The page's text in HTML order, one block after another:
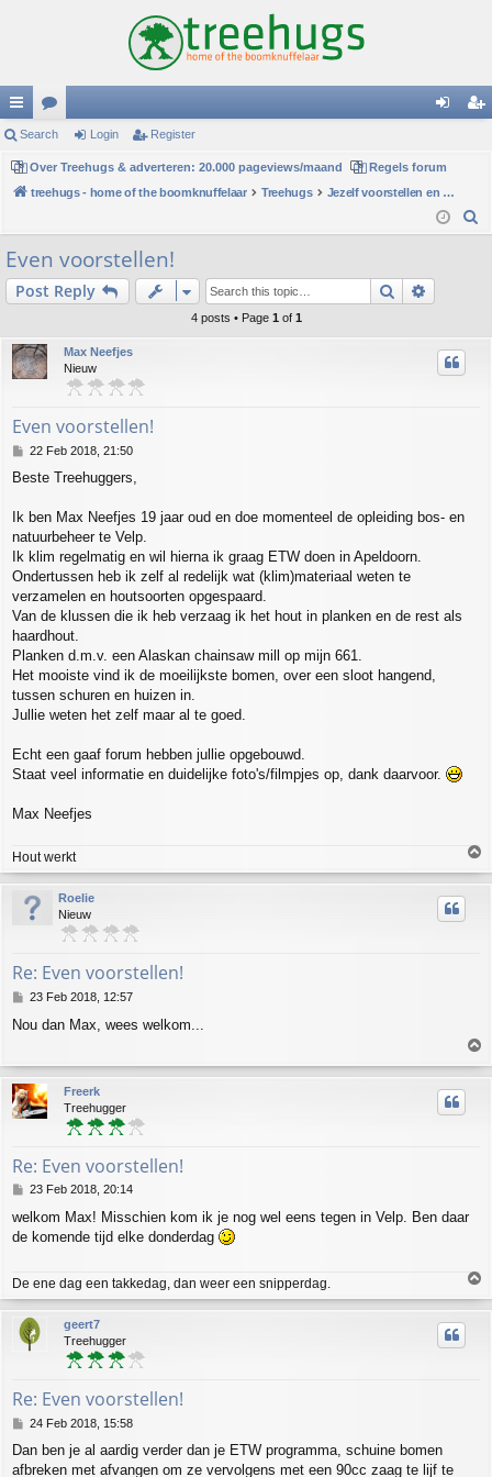
ui
ck
lin
ks
or
u
m
s
in
Search Login Register
Over Treehugs & adverteren: 20.000 pageviews/maand
Regels forum
treehugs - home of the boomknuffelaar
Treehugs
Jezelf voorstellen en persoonlijke mededelingen
h
Even voorstellen!
Post Reply Search
4 posts • Page 1 of 1
Max Neefjes
Nieuw
Even voorstellen!
P
s
22 Feb 2018, 21:50
Beste Treehuggers,
Ik ben Max Neefjes 19 jaar oud en doe momenteel de opleiding bos- en
natuurbeheer te Velp.
Ik klim regelmatig en wil hierna ik graag ETW doen in Apeldoorn.
Ondertussen heb ik zelf al redelijk wat (klim)materiaal weten te
verzamelen en houtsoorten opgespaard.
Van de klussen die ik heb verzaag ik het hout in planken en de rest als
haardhout.
Planken d.m.v. een Alaskan chainsaw mill op mijn 661.
Het mooiste vind ik de moeilijkste bomen, over een sloot hangend,
tussen schuren en huizen in.
Jullie weten het zelf maar al te goed.
Echt een gaaf forum hebben jullie opgebouwd.
Staat veel informatie en duidelijke foto's/filmpjes op, dank daarvoor.
Max Neefjes
Hout werkt
o
p
Roelie
Nieuw
Re: Even voorstellen!
P
s
23 Feb 2018, 12:57
Nou dan Max, wees welkom...
p
Freerk
Treehugger
Re: Even voorstellen!
P
s
t
23 Feb 2018, 20:14
welkom Max! Misschien kom ik je nog wel eens tegen in Velp. Ben daar
de komende tijd elke donderdag
De ene dag een takkedag, dan weer een snipperdag.
o
p
geert7
Treehugger
Re: Even voorstellen!
P
s
t
24 Feb 2018, 15:58
Dan ben je al aardig verder dan je ETW programma, schuine bomen
afbreken met afvangen om ze vervolgens met een 90cc zaag te lijf te